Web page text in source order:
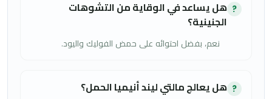
? هل يساعد في الوقاية من التشوهات
الجنينية؟
نعم، بفضل احتوائه على حمض الفوليك واليود.
? هل يعالج مالتي ليند أنيميا الحمل؟